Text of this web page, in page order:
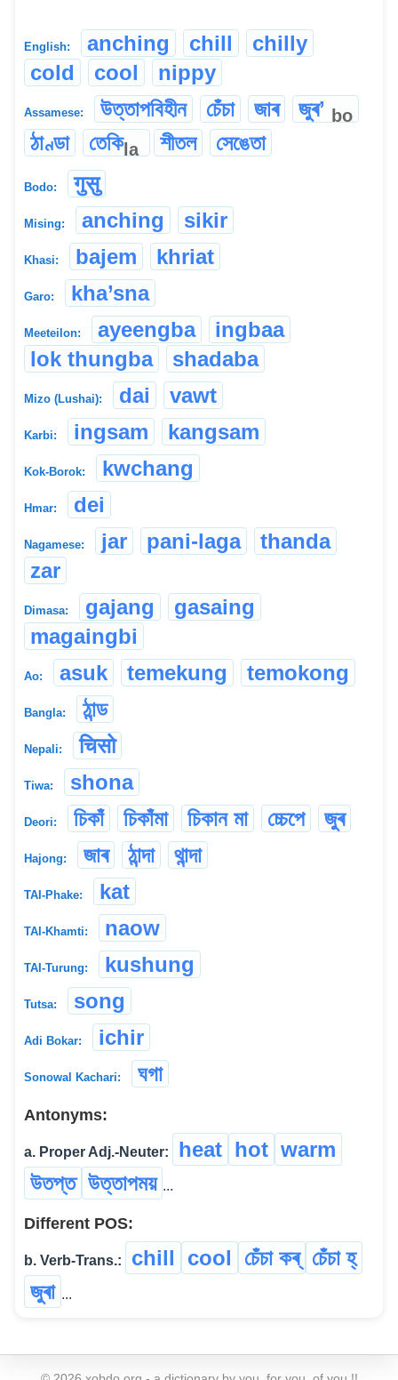
English: anching chill
chilly
cold
cool nippy
Assamese: উত্তাপবিহীন চেঁচা জাৰ জুৰʼ bo
ঠাণ্ডা তেকিla শীতল সেঙেতা
Bodo: गुसु
Mising: anching sikir
Khasi: bajem khriat
Garo: kha’sna
Meeteilon: ayeengba
ingbaa
lok thungba
shadaba
Mizo (Lushai): dai vawt
Karbi: ingsam kangsam
Kok-Borok: kwchang
Hmar: dei
Nagamese: jar pani-laga
thanda
zar
Dimasa: gajang
gasaing
magaingbi
Ao: asuk temekung temokong
Bangla: ঠান্ড
Nepali: चिसो
Tiwa: shona
Deori: চিকাঁ চিকাঁমা চিকান মা চ্চেপে জুৰ
Hajong: জাৰ ঠান্দা থান্দা
TAI-Phake: kat
TAI-Khamti: naow
TAI-Turung: kushung
Tutsa: song
Adi Bokar: ichir
Sonowal Kachari: ঘগা
Antonyms:
a. Proper Adj.-Neuter: heat hot warm
উতপ্ত উত্তাপময় ...
Different POS:
b. Verb-Trans.: chill cool চেঁচা কৰ্ চেঁচা হ্
জুৰা ...